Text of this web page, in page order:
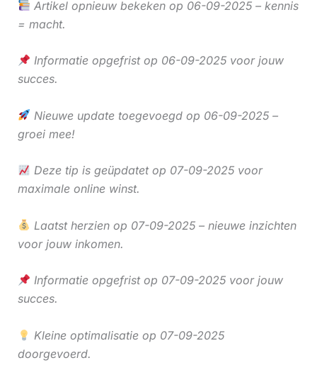
Artikel opnieuw bekeken op 06-09-2025 – kennis
= macht.
Informatie opgefrist op 06-09-2025 voor jouw
succes.
Nieuwe update toegevoegd op 06-09-2025 –
groei mee!
Deze tip is geüpdatet op 07-09-2025 voor
maximale online winst.
Laatst herzien op 07-09-2025 – nieuwe inzichten
voor jouw inkomen.
Informatie opgefrist op 07-09-2025 voor jouw
succes.
Kleine optimalisatie op 07-09-2025
doorgevoerd.